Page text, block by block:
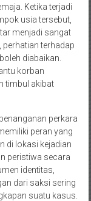
Ketika terjadi
usia tersebut,
menjadi sangat
perhatian terhadap
diabaikan.
korban
timbul akibat
perkara
peran yang
di lokasi kejadian
peristiwa secara
identitas,
dari saksi sering
suatu kasus.